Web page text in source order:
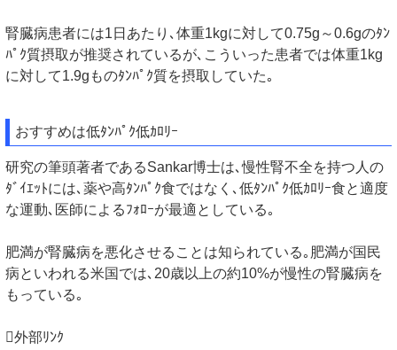
腎臓病患者には1日あたり､体重1kgに対して0.75g～0.6gのﾀﾝ
ﾊﾟｸ質摂取が推奨されているが､こういった患者では体重1kg
に対して1.9gものﾀﾝﾊﾟｸ質を摂取していた｡
おすすめは低ﾀﾝﾊﾟｸ低ｶﾛﾘｰ
研究の筆頭著者であるSankar博士は､慢性腎不全を持つ人の
ﾀﾞｲｴｯﾄには､薬や高ﾀﾝﾊﾟｸ食ではなく､低ﾀﾝﾊﾟｸ低ｶﾛﾘｰ食と適度
な運動､医師によるﾌｫﾛｰが最適としている｡
肥満が腎臓病を悪化させることは知られている｡肥満が国民
病といわれる米国では､20歳以上の約10%が慢性の腎臓病を
もっている｡
外部ﾘﾝｸ